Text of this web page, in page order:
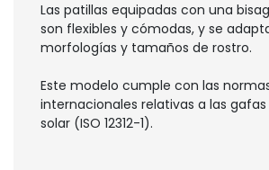
Las patillas equipadas con una
son flexibles y cómodas, y se
morfologías y tamaños de rostro.
Este modelo cumple con las
internacionales relativas a las
solar (ISO 12312-1).